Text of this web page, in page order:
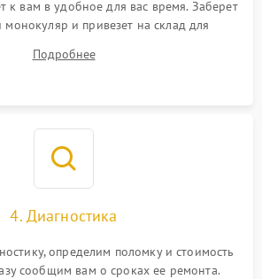
к вам в удобное для вас время. Заберет
и привезет на склад для
Подробнее
4. Диагностика
определим поломку и стоимость
сообщим вам о сроках ее ремонта.